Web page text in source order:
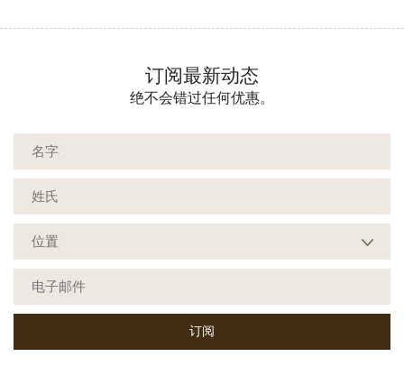
订阅最新动态
绝不会错过任何优惠。